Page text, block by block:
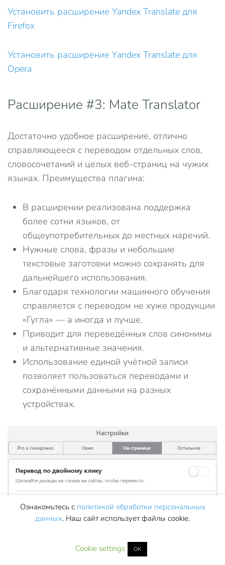
Установить расширение Yandex Translate для
Firefox
Установить расширение Yandex Translate для
Opera
Расширение #3: Mate Translator
Достаточно удобное расширение, отлично
справляющееся с переводом отдельных слов,
словосочетаний и целых веб-страниц на чужих
языках. Преимущества плагина:
В расширении реализована поддержка
более сотни языков, от
общеупотребительных до местных наречий.
Нужные слова, фразы и небольшие
текстовые заготовки можно сохранять для
дальнейшего использования.
Благодаря технологии машинного обучения
справляется с переводом не хуже продукции
«Гугла» — а иногда и лучше.
Приводит для переведённых слов синонимы
и альтернативные значения.
Использование единой учётной записи
позволяет пользоваться переводами и
сохранёнными данными на разных
устройствах.
Ознакомьтесь с политикой обработки персональных
данных. Наш сайт использует файлы cookie.
Cookie settings ОК